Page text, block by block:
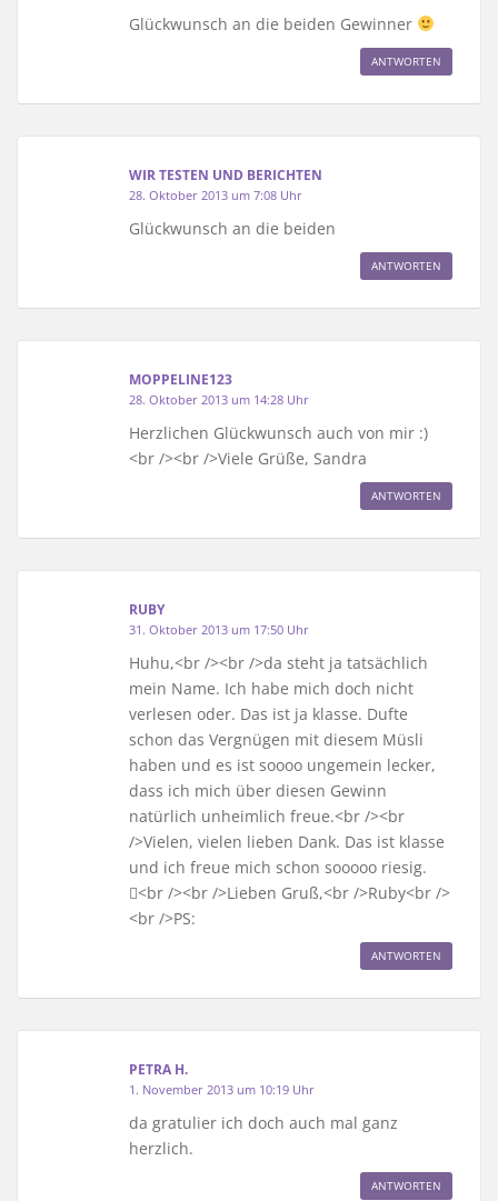
Glückwunsch an die beiden Gewinner
ANTWORTEN
WIR TESTEN UND BERICHTEN
28. Oktober 2013 um 7:08 Uhr
Glückwunsch an die beiden
ANTWORTEN
MOPPELINE123
28. Oktober 2013 um 14:28 Uhr
Herzlichen Glückwunsch auch von mir :)
<br /><br />Viele Grüße, Sandra
ANTWORTEN
RUBY
31. Oktober 2013 um 17:50 Uhr
Huhu,<br /><br />da steht ja tatsächlich
mein Name. Ich habe mich doch nicht
verlesen oder. Das ist ja klasse. Dufte
schon das Vergnügen mit diesem Müsli
haben und es ist soooo ungemein lecker,
dass ich mich über diesen Gewinn
natürlich unheimlich freue.<br /><br
/>Vielen, vielen lieben Dank. Das ist klasse
und ich freue mich schon sooooo riesig.
<br /><br />Lieben Gruß,<br />Ruby<br />
<br />PS:
ANTWORTEN
PETRA H.
1. November 2013 um 10:19 Uhr
da gratulier ich doch auch mal ganz
herzlich.
ANTWORTEN